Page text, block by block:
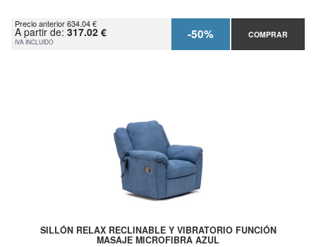
Precio anterior 634.04 €
A partir de: 317.02 €
IVA INCLUIDO -50% COMPRAR
SILLÓN RELAX RECLINABLE Y VIBRATORIO FUNCIÓN
MASAJE MICROFIBRA AZUL